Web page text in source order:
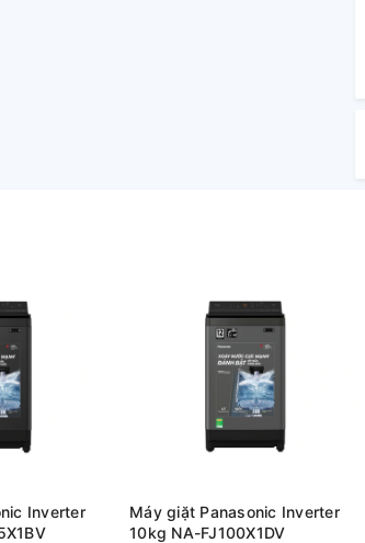
hơn khi lấy đồ.
Inverter
Máy giặt Panasonic Inverter
10kg NA-FJ100X1DV